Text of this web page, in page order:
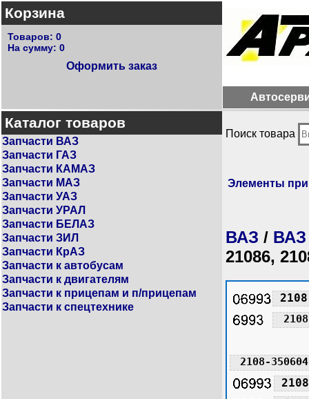
Корзина
Товаров: 0
На сумму: 0
Оформить заказ
Каталог товаров
Запчасти ВАЗ
Запчасти ГАЗ
Запчасти КАМАЗ
Запчасти МАЗ
Запчасти УАЗ
Запчасти УРАЛ
Запчасти БЕЛАЗ
Запчасти ЗИЛ
Запчасти КрАЗ
Запчасти к автобусам
Запчасти к двигателям
Запчасти к прицепам и п/прицепам
Запчасти к спецтехнике
Поиск товара
Элементы
ВАЗ / ВАЗ
21086,
2108-